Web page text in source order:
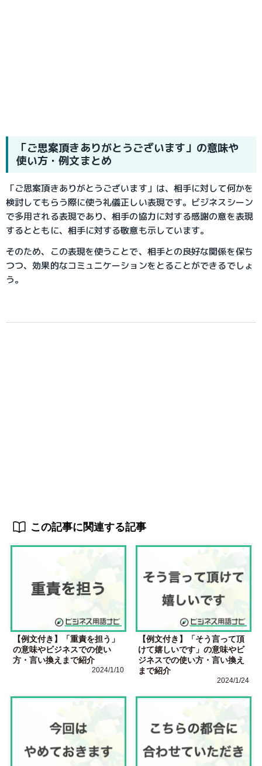
「ご思案頂きありがとうございます」の意味や
使い方・例文まとめ
「ご思案頂きありがとうございます」は、相手に対して何かを
検討してもらう際に使う礼儀正しい表現です。ビジネスシーン
で多用される表現であり、相手の協力に対する感謝の意を表現
するとともに、相手に対する敬意も示しています。
そのため、この表現を使うことで、相手との良好な関係を保ち
つつ、効果的なコミュニケーションをとることができるでしょ
う。
この記事に関連する記事
【例文付き】「重責を担う」
の意味やビジネスでの使い
方・言い換えまで紹介
2024/1/10
【例文付き】「そう言って頂
けて嬉しいです」の意味やビ
ジネスでの使い方・言い換え
まで紹介
2024/1/24